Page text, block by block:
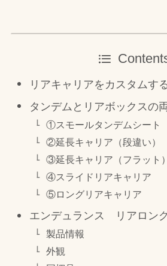
リアキャリアをカスタムす
タンデムとリアボックスの
①スモールタンデムシート
②延長キャリア（段違い）
③延長キャリア（フラット）
④スライドリアキャリア
⑤ロングリアキャリア
エンデュランス リアロン
製品情報
外観